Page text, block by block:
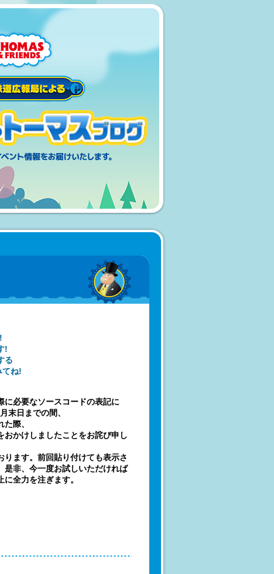
!
る
てね!
に必要なソースコードの表記に
末日までの間、
際、
かけしましたことをお詫び申し
ます。前回貼り付けても表示さ
是非、今一度お試しいただければ
全力を注ぎます。